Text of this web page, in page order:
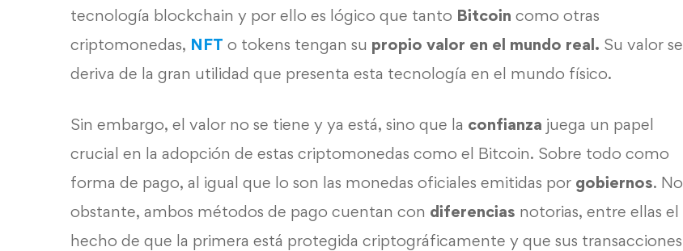
tecnología blockchain y por ello es lógico que tanto Bitcoin como otras
criptomonedas, NFT o tokens tengan su propio valor en el mundo real. Su valor se
deriva de la gran utilidad que presenta esta tecnología en el mundo físico.
Sin embargo, el valor no se tiene y ya está, sino que la confianza juega un papel
crucial en la adopción de estas criptomonedas como el Bitcoin. Sobre todo como
forma de pago, al igual que lo son las monedas oficiales emitidas por gobiernos. No
obstante, ambos métodos de pago cuentan con diferencias notorias, entre ellas el
hecho de que la primera está protegida criptográficamente y que sus transacciones